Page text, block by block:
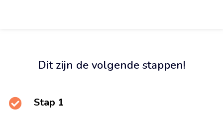
Dit zijn de volgende stappen!
Stap 1